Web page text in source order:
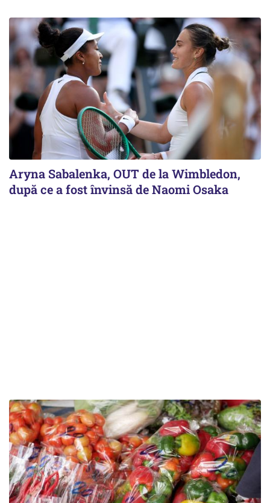
Aryna Sabalenka, OUT de la Wimbledon,
după ce a fost învinsă de Naomi Osaka